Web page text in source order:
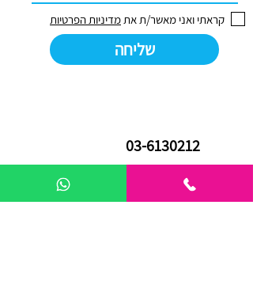
קראתי ואני מאשר/ת את מדיניות הפרטיות
שליחה
03-6130212
yaird96@gmail.com